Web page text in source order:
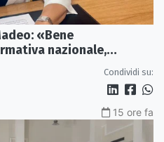
«Bene
nazionale,
Condividi su:
15 ore fa